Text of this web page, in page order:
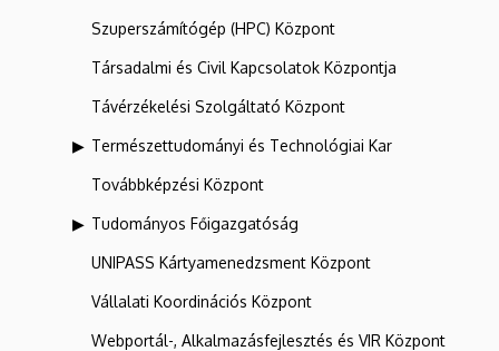
Szuperszámítógép (HPC) Központ
Társadalmi és Civil Kapcsolatok Központja
Távérzékelési Szolgáltató Központ
Természettudományi és Technológiai Kar
Továbbképzési Központ
Tudományos Főigazgatóság
UNIPASS Kártyamenedzsment Központ
Vállalati Koordinációs Központ
Webportál-, Alkalmazásfejlesztés és VIR Központ